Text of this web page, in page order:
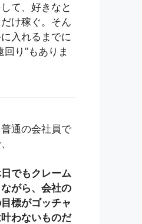
て、好きなと
け稼ぐ。そん
入れるまでに
り”もありま
通の会社員で
でもクレーム
がら、会社の
標がゴッチャ
わないものだ